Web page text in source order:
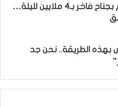
زياش يتقاضى 200 مليون شهريا ويقيم بجناح فاخر بـ4 ملايين لليلة…
بهذه الطريقة.. نحن جد